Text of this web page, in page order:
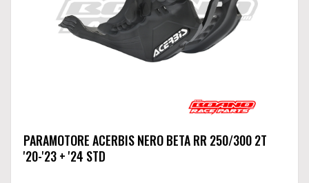
PARAMOTORE ACERBIS NERO BETA RR 250/300 2T
'20-'23 + '24 STD